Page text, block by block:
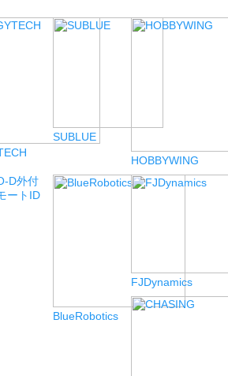
SUBLUE
HOBBYWING
D外付
ートID
BlueRobotics
FJDynamics